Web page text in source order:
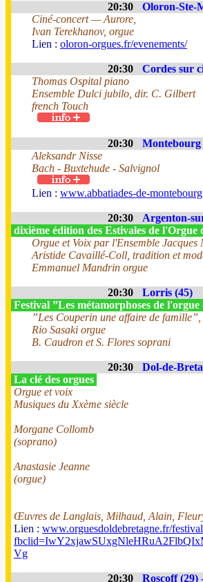
20:30 Oloron-Ste-
Ciné-concert — Aurore,
Ivan Terekhanov, orgue
Lien : oloron-orgues.fr/evenements/
20:30 Cordes sur
Thomas Ospital piano
Ensemble Dulci jubilo, dir. C. Gilbert
french Touch
20:30 Montebourg
Aleksandr Nisse
Bach - Buxtehude - Salvignol
Lien : www.abbatiades-de-
20:30
Argenton-
dixième édition des Estivales de
Orgue et Voix par l'Ensemble Jacques
Aristide Cavaillé-Coll, tradition et
Emmanuel Mandrin orgue
20:30
Lorris (45)
Festival ”Les métamorphoses de
”Les Couperin une affaire de
Rio Sasaki orgue
B. Caudron et S. Flores soprani
20:30 Dol-de-
La clé des orgues
Orgue et voix
Musiques du Xxème siècle
Morgane Collomb
(soprano)
Anastasie Jeanne
(orgue)
Œuvres de Langlais, Milhaud, Alain,
Lien : www.orguesdoldebretagne.fr/
Vg
20:30 Roscoff (29)